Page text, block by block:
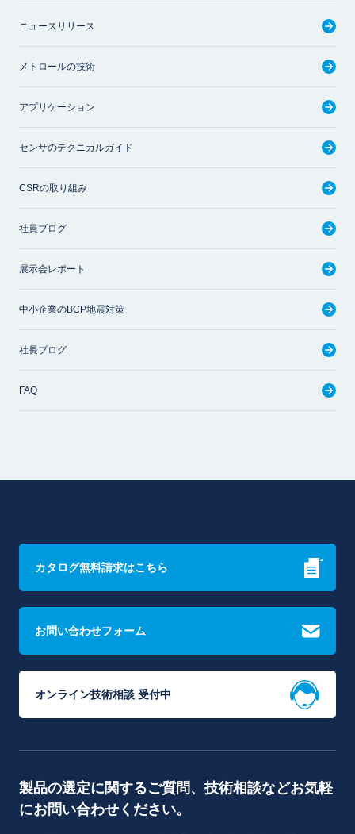
ニュースリリース
メトロールの技術
アプリケーション
センサのテクニカルガイド
CSRの取り組み
社員ブログ
展示会レポート
中小企業のBCP地震対策
社長ブログ
FAQ
カタログ無料請求はこちら
お問い合わせフォーム
オンライン技術相談 受付中
製品の選定に関するご質問、技術相談などお気軽
にお問い合わせください。